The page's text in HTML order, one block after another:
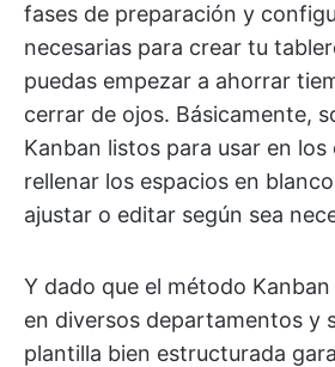
fases de preparación y
necesarias para crear tu
puedas empezar a ahorrar
cerrar de ojos. Básicamente,
Kanban listos para usar en los
rellenar los espacios en
ajustar o editar según sea
Y dado que el método
en diversos departamentos y
plantilla bien estructurada